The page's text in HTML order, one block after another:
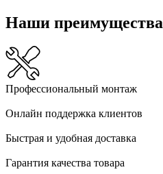
Наши преимущества
Профессиональный монтаж
Онлайн поддержка клиентов
Быстрая и удобная доставка
Гарантия качества товара